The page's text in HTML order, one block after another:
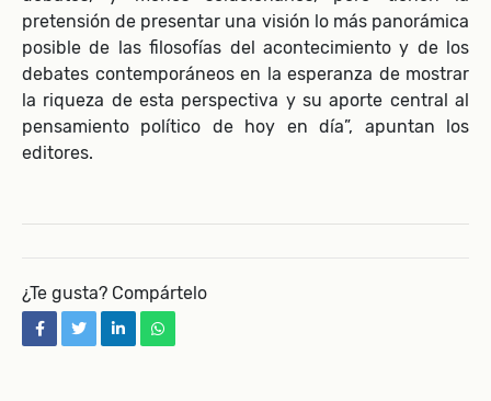
pretensión de presentar una visión lo más panorámica
posible de las filosofías del acontecimiento y de los
debates contemporáneos en la esperanza de mostrar
la riqueza de esta perspectiva y su aporte central al
pensamiento político de hoy en día”, apuntan los
editores.
¿Te gusta? Compártelo
facebooktwitterlinkedinwhatsapp